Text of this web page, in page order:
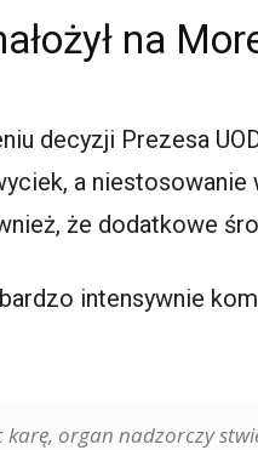
na
decyzji Prezesa
a
że dodatkowe
intensywnie
karę, organ nadzorczy